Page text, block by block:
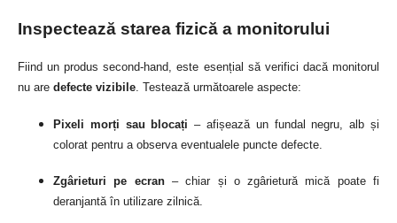
Inspectează starea fizică a monitorului
Fiind un produs second-hand, este esențial să verifici dacă monitorul
nu are defecte vizibile Testează următoarele aspecte:
Pixeli morți sau blocați – afișează un fundal negru, alb și
colorat pentru a observa eventualele puncte defecte.
Zgârieturi pe ecran– chiar și o zgârietură mică poate fi
deranjantă în utilizare zilnică.